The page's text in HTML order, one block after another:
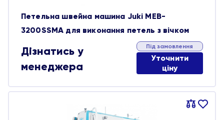
Петельна швейна машина Juki MEB-
3200SSMA для виконання петель з вічком
Дізнатись у
менеджера
Під замовлення
Уточнити
ціну
Порівняти
В